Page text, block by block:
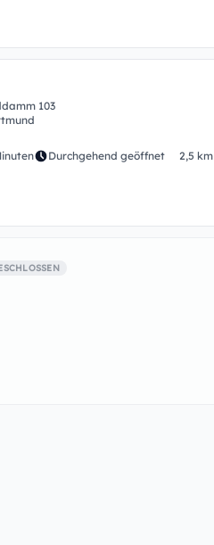
103
Durchgehend geöffnet 2,5 km